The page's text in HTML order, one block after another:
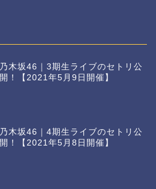
乃木坂46｜3期生ライブのセトリ公
開！【2021年5月9日開催】
乃木坂46｜4期生ライブのセトリ公
開！【2021年5月8日開催】